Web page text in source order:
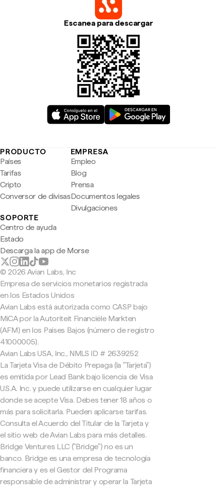
Escanea para descargar
PRODUCTO
Países
Tarifas
Cripto
Conversor de divisas
EMPRESA
Empleo
Blog
Prensa
Documentos legales
Divulgaciones
SOPORTE
Centro de ayuda
Estado
Descarga la app de Morse
© 2026 Avian Labs, Inc
Empresa de servicios monetarios registrada
en los Estados Unidos
Avian Labs está autorizada como CASP bajo
MiCA por la Autoriteit Financiële Markten
(AFM) en los Países Bajos (número de registro
41000005).
Avian Labs USA, Inc., NMLS ID # 2639252
La Tarjeta Visa de Débito Prepaga (la "Tarjeta")
es emitida por Lead Bank bajo licencia de Visa
U.S.A. Inc. y puede utilizarse en cualquier lugar
donde se acepte Visa. Debes tener 18 años o
más para solicitarla. Pueden aplicarse tarifas.
Consulta el Acuerdo del Titular de la Tarjeta y
el sitio web de Avian Labs para más detalles.
Bridge Ventures LLC ("Bridge") no es un
banco. Bridge es una empresa de tecnología
financiera y es el Gestor del Programa
responsable de administrar y operar la Tarjeta